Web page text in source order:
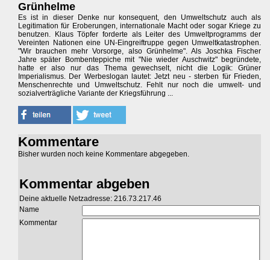
Grünhelme
Es ist in dieser Denke nur konsequent, den Umweltschutz auch als
Legitimation für Eroberungen, internationale Macht oder sogar Kriege zu
benutzen. Klaus Töpfer forderte als Leiter des Umweltprogramms der
Vereinten Nationen eine UN-Eingreiftruppe gegen Umweltkatastrophen.
"Wir brauchen mehr Vorsorge, also Grünhelme". Als Joschka Fischer
Jahre später Bombenteppiche mit "Nie wieder Auschwitz" begründete,
hatte er also nur das Thema gewechselt, nicht die Logik: Grüner
Imperialismus. Der Werbeslogan lautet: Jetzt neu - sterben für Frieden,
Menschenrechte und Umweltschutz. Fehlt nur noch die umwelt- und
sozialverträgliche Variante der Kriegsführung ...
Kommentare
Bisher wurden noch keine Kommentare abgegeben.
Kommentar abgeben
Deine aktuelle Netzadresse: 216.73.217.46
Name
Kommentar